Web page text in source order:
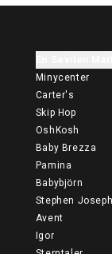
Minycenter
Carter's
Skip Hop
OshKosh
Baby Brezza
Pamina
Babybjörn
Stephen Joseph
Avent
Igor